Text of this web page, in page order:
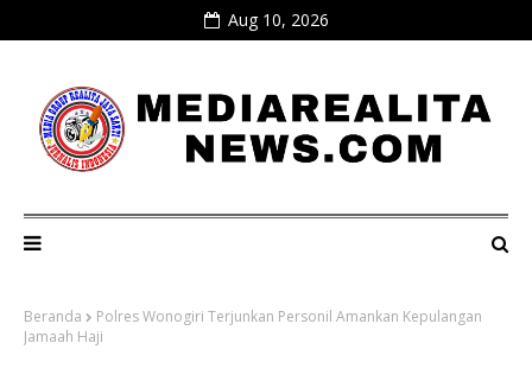
Aug 10, 2026
Beranda
Polres Wonogiri Terjunkan Personil Amankan Kepulangan
Jamaah Haji